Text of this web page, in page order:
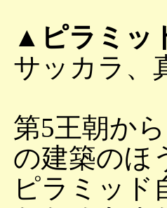
▲ピラミッ
サッカラ、
第5王朝か
の建築のほ
ピラミッド